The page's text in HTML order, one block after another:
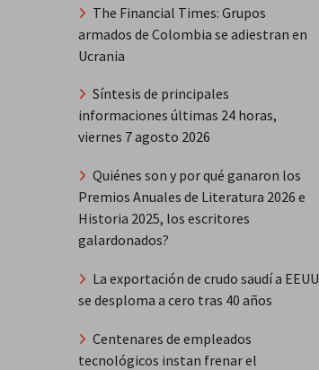
The Financial Times: Grupos
armados de Colombia se adiestran en
Ucrania
Síntesis de principales
informaciones últimas 24 horas,
viernes 7 agosto 2026
Quiénes son y por qué ganaron los
Premios Anuales de Literatura 2026 e
Historia 2025, los escritores
galardonados?
La exportación de crudo saudí a EEUU
se desploma a cero tras 40 años
Centenares de empleados
tecnológicos instan frenar el